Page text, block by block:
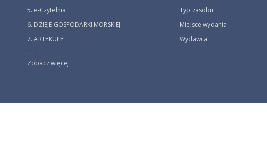
5. e-Czytelnia
6. DZIEJE GOSPODARKI MORSKIEJ
7. ARTYKUŁY
...
Zobacz więcej
Typ zasobu
Miejsce wydania
Wydawca